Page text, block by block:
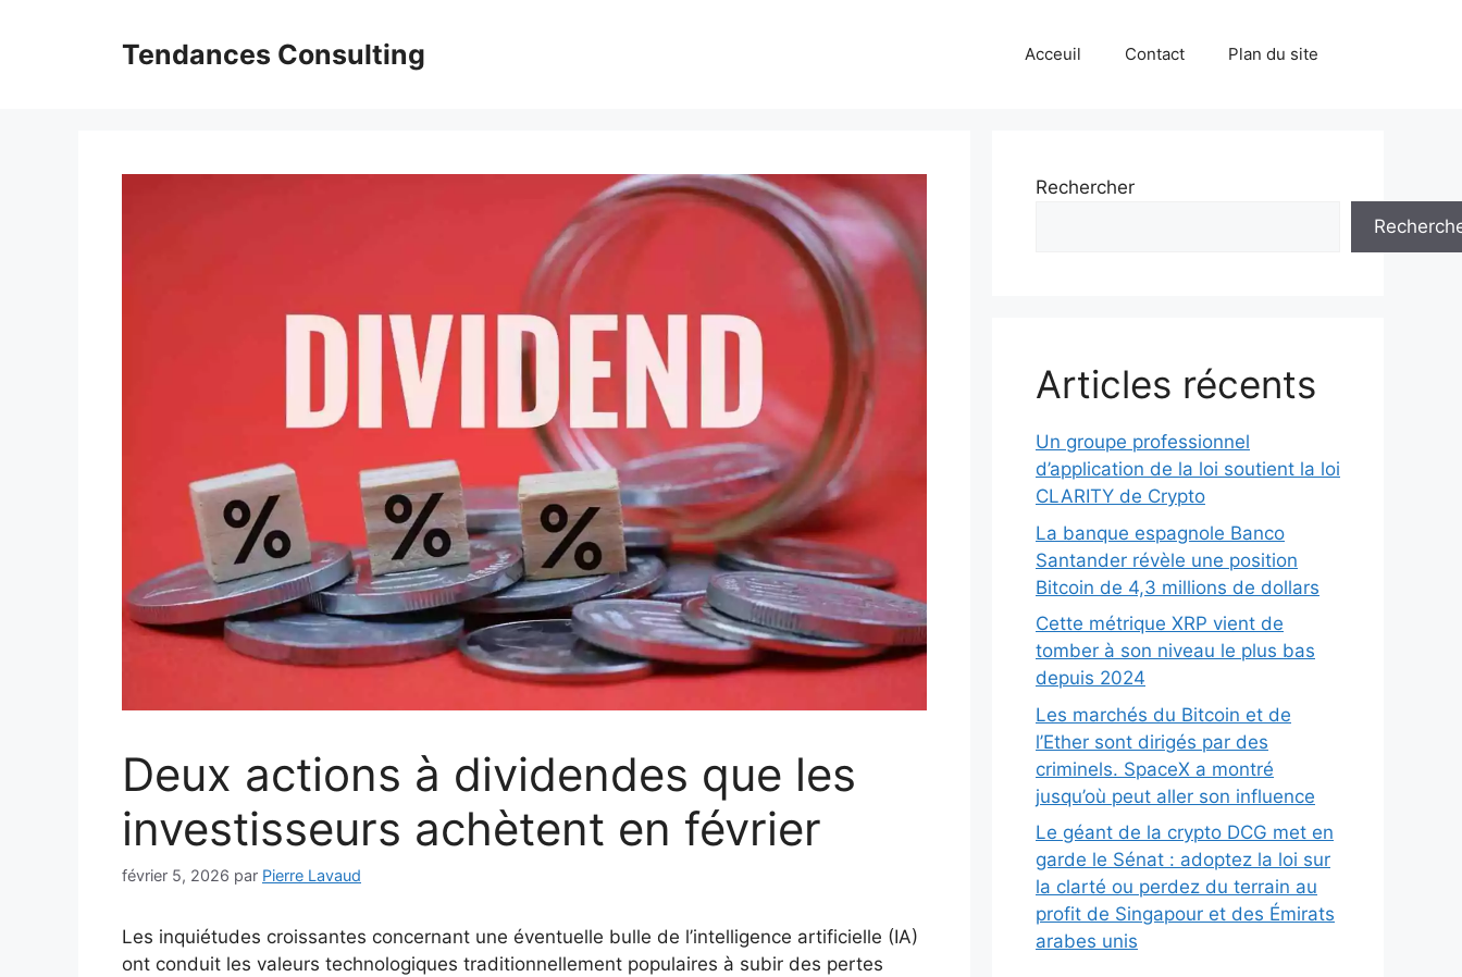
Tendances Consulting Acceuil Contact Plan du site
Deux actions à dividendes que les
investisseurs achètent en février
février 5, 2026 par Pierre Lavaud
Les inquiétudes croissantes concernant une éventuelle bulle de l’intelligence artificielle (IA)
ont conduit les valeurs technologiques traditionnellement populaires à subir des pertes
Rechercher
Articles récents
Un groupe professionnel
d’application de la loi soutient la loi
CLARITY de Crypto
La banque espagnole Banco
Santander révèle une position
Bitcoin de 4,3 millions de dollars
Cette métrique XRP vient de
tomber à son niveau le plus bas
depuis 2024
Les marchés du Bitcoin et de
l’Ether sont dirigés par des
criminels. SpaceX a montré
jusqu’où peut aller son influence
Le géant de la crypto DCG met en
garde le Sénat : adoptez la loi sur
la clarté ou perdez du terrain au
profit de Singapour et des Émirats
arabes unis